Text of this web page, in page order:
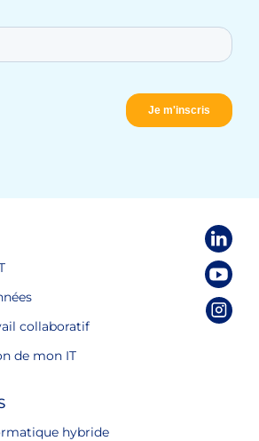
collaboratif
de mon IT
hybride